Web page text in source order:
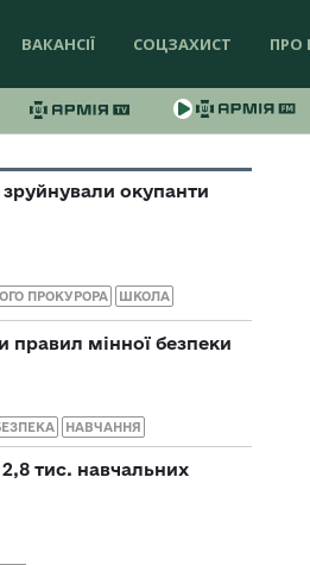
ВАКАНСІЇ СОЦЗАХИСТ ПРО
окупанти
ПРОКУРОРА ШКОЛА
правил мінної безпеки
НАВЧАННЯ
тис. навчальних